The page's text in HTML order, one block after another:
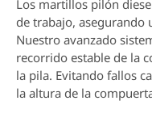
Los martillos pilón
de trabajo, asegurando
Nuestro avanzado
recorrido estable de la
la pila. Evitando fallos
la altura de la